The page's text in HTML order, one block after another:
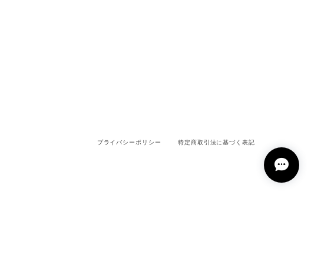
プライバシーポリシー 特定商取引法に基づく表記